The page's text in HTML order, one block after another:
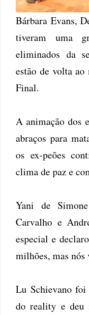
Bárbara Evans,
tiveram uma
eliminados da
estão de volta
Final.
A animação dos
abraços para
os ex-peões
clima de paz e
Yani de
Carvalho e
especial e
milhões, mas
Lu Schievano foi
do reality e deu